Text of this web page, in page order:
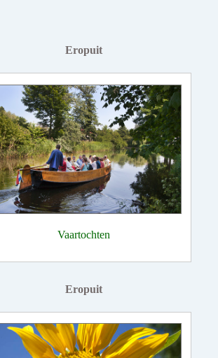
Eropuit
Vaartochten
Eropuit